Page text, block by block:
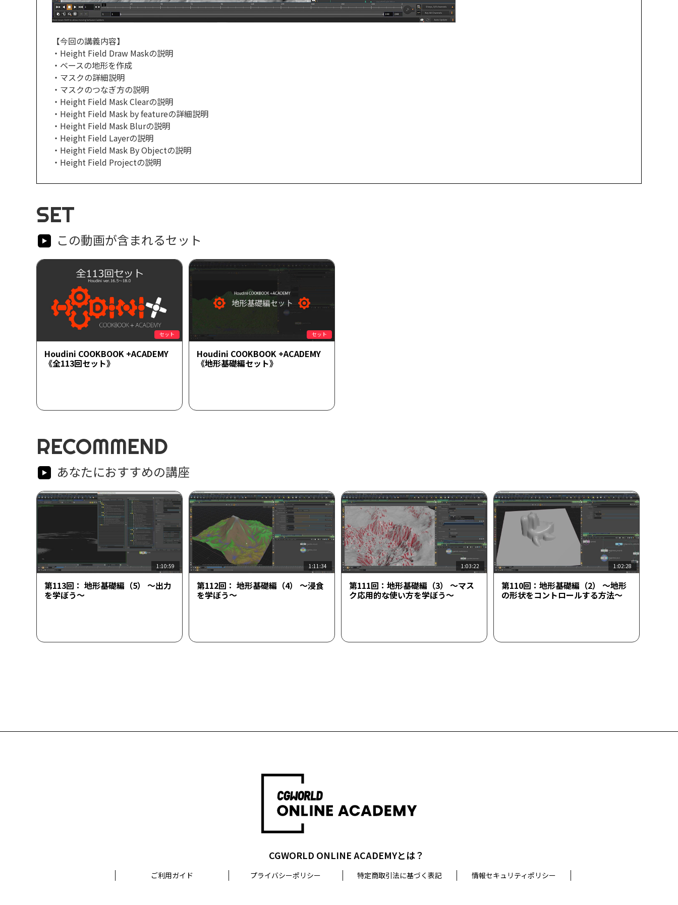
【今回の講義内容】
・Height Field Draw Maskの説明
・ベースの地形を作成
・マスクの詳細説明
・マスクのつなぎ方の説明
・Height Field Mask Clearの説明
・Height Field Mask by featureの詳細説明
・Height Field Mask Blurの説明
・Height Field Layerの説明
・Height Field Mask By Objectの説明
・Height Field Projectの説明
SET
この動画が含まれるセット
セット
Houdini COOKBOOK +ACADEMY
《全113回セット》
セット
Houdini COOKBOOK +ACADEMY
《地形基礎編セット》
RECOMMEND
あなたにおすすめの講座
1:10:59
第113回： 地形基礎編（5） ～出力
を学ぼう～
1:11:34
第112回： 地形基礎編（4） ～浸食
を学ぼう～
1:03:22
第111回：地形基礎編（3） ～マス
ク応用的な使い方を学ぼう～
1:02:28
第110回：地形基礎編（2） ～地形
の形状をコントロールする方法～
CGWORLD ONLINE ACADEMYとは？
ご利用ガイド プライバシーポリシー 特定商取引法に基づく表記 情報セキュリティポリシー